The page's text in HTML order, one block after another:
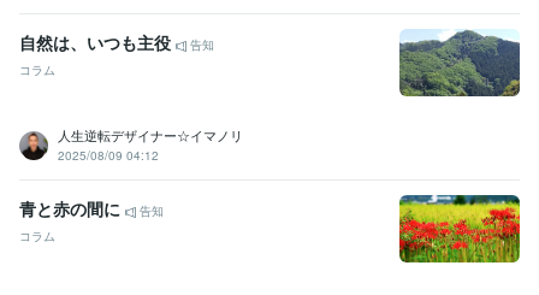
自然は、いつも主役
告知
コラム
人生逆転デザイナー☆イマノリ
2025/08/09 04:12
青と赤の間に
告知
コラム